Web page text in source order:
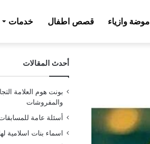
موضة وازياء قصص اطفال خدمات
أحدث المقالات
بونت هوم العلامة
والمفروشات
أسئلة عامة للمسابقات مع
اسماء بنات اسلامية